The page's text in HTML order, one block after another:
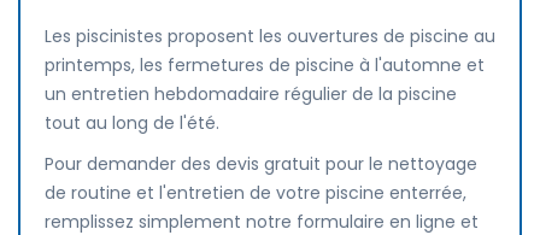
Les piscinistes proposent les ouvertures de piscine au
printemps, les fermetures de piscine à l'automne et
un entretien hebdomadaire régulier de la piscine
tout au long de l'été.
Pour demander des devis gratuit pour le nettoyage
de routine et l'entretien de votre piscine enterrée,
remplissez simplement notre formulaire en ligne et